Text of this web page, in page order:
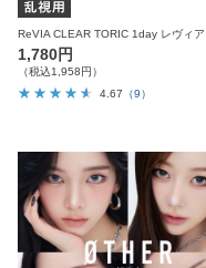
1,780円
（税込1,958円）
4.67 （9）